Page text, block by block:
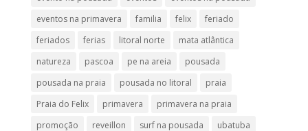
eventos na primavera
familia felix
feriado
feriados
ferias litoral norte
mata atlântica
natureza
pascoa pe na areia
pousada
pousada na praia
pousada no litoral
praia
Praia do Felix
primavera
primavera na praia
promoção
reveillon surf na pousada
ubatuba